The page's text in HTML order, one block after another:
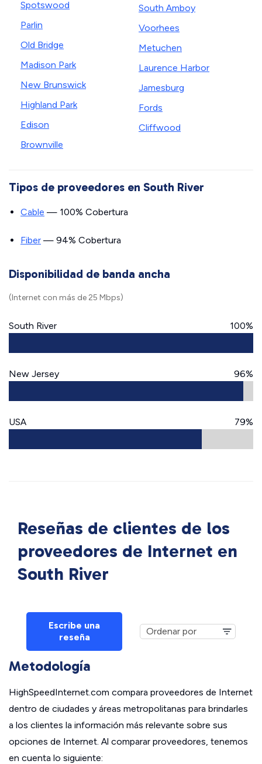
Spotswood
Parlin
Old Bridge
Madison Park
New Brunswick
Highland Park
Edison
Brownville
South Amboy
Voorhees
Metuchen
Laurence Harbor
Jamesburg
Fords
Cliffwood
Tipos de proveedores en South River
Cable — 100% Cobertura
Fiber — 94% Cobertura
Disponibilidad de banda ancha
(Internet con más de 25 Mbps)
South River 100%
New Jersey 96%
USA 79%
Reseñas de clientes de los
proveedores de Internet en
South River
Escribe una
reseña
Metodología
HighSpeedInternet.com compara proveedores de Internet
dentro de ciudades y áreas metropolitanas para brindarles
a los clientes la información más relevante sobre sus
opciones de Internet. Al comparar proveedores, tenemos
en cuenta lo siguiente: